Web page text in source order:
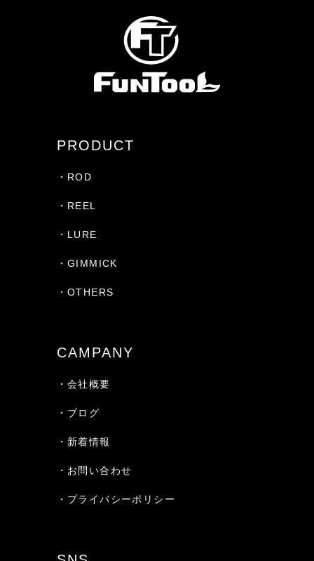
PRODUCT
・ROD
・REEL
・LURE
・GIMMICK
・OTHERS
CAMPANY
・会社概要
・ブログ
・新着情報
・お問い合わせ
・プライバシーポリシー